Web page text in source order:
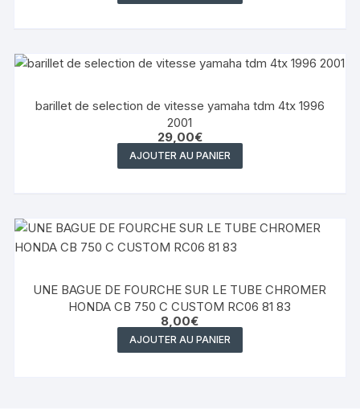
barillet de selection de vitesse yamaha tdm 4tx 1996
2001
29,00€
AJOUTER AU PANIER
UNE BAGUE DE FOURCHE SUR LE TUBE CHROMER
HONDA CB 750 C CUSTOM RC06 81 83
8,00€
AJOUTER AU PANIER